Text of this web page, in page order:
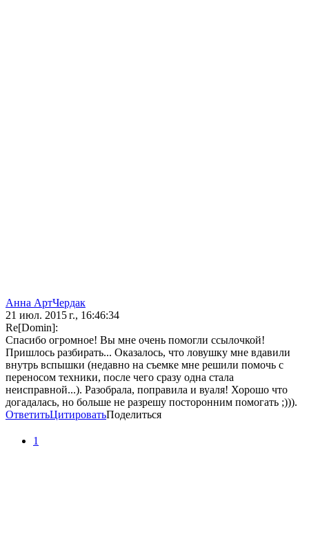
Анна АртЧердак
21 июл. 2015 г., 16:46:34
Re[Domin]:
Спасибо огромное! Вы мне очень помогли ссылочкой!
Пришлось разбирать... Оказалось, что ловушку мне вдавили
внутрь вспышки (недавно на съемке мне решили помочь с
переносом техники, после чего сразу одна стала
неисправной...). Разобрала, поправила и вуаля! Хорошо что
догадалась, но больше не разрешу посторонним помогать ;))).
ОтветитьЦитироватьПоделиться
1